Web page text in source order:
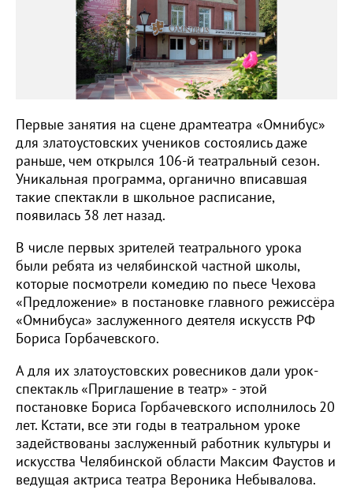
Первые занятия на сцене драмтеатра «Омнибус»
для златоустовских учеников состоялись даже
раньше, чем открылся 106-й театральный сезон.
Уникальная программа, органично вписавшая
такие спектакли в школьное расписание,
появилась 38 лет назад.
В числе первых зрителей театрального урока
были ребята из челябинской частной школы,
которые посмотрели комедию по пьесе Чехова
«Предложение» в постановке главного режиссёра
«Омнибуса» заслуженного деятеля искусств РФ
Бориса Горбачевского.
А для их златоустовских ровесников дали урок-
спектакль «Приглашение в театр» - этой
постановке Бориса Горбачевского исполнилось 20
лет. Кстати, все эти годы в театральном уроке
задействованы заслуженный работник культуры и
искусства Челябинской области Максим Фаустов и
ведущая актриса театра Вероника Небывалова.